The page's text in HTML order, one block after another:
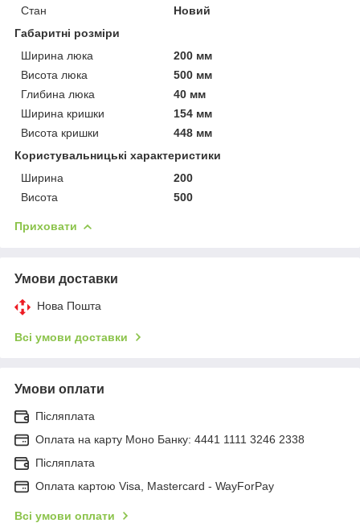
Стан
Новий
Габаритні розміри
Ширина люка
200 мм
Висота люка
500 мм
Глибина люка
40 мм
Ширина кришки
154 мм
Висота кришки
448 мм
Користувальницькі характеристики
Ширина
200
Висота
500
Приховати
Умови доставки
Нова Пошта
Всі умови доставки
Умови оплати
Післяплата
Оплата на карту Моно Банку: 4441 1111 3246 2338
Післяплата
Оплата картою Visa, Mastercard - WayForPay
Всі умови оплати